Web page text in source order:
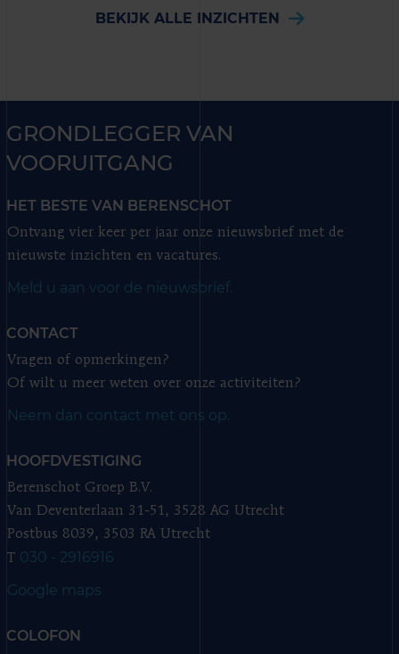
BEKIJK ALLE INZICHTEN
GRONDLEGGER VAN
VOORUITGANG
HET BESTE VAN BERENSCHOT
Ontvang vier keer per jaar onze nieuwsbrief met de
nieuwste inzichten en vacatures.
Meld u aan voor de nieuwsbrief.
CONTACT
Vragen of opmerkingen?
Of wilt u meer weten over onze activiteiten?
Neem dan contact met ons op.
HOOFDVESTIGING
Berenschot Groep B.V.
Van Deventerlaan 31-51, 3528 AG Utrecht
Postbus 8039, 3503 RA Utrecht
T 030 - 2916916
Google maps
COLOFON